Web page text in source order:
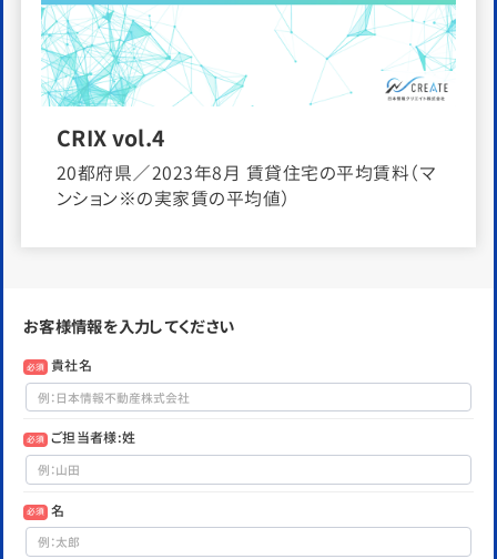
CRIX vol.4
20都府県／2023年8月 賃貸住宅の平均賃料（マ
ンション※の実家賃の平均値）
お客様情報を入力してください
必須 貴社名
必須 ご担当者様:姓
必須 名